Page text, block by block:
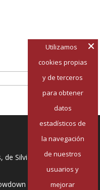
de Silvia Pazos
II: Mester de
Utilizamos
cookies propias
y de terceros
para obtener
datos
estadísticos de
la navegación
de nuestros
usuarios y
mejorar